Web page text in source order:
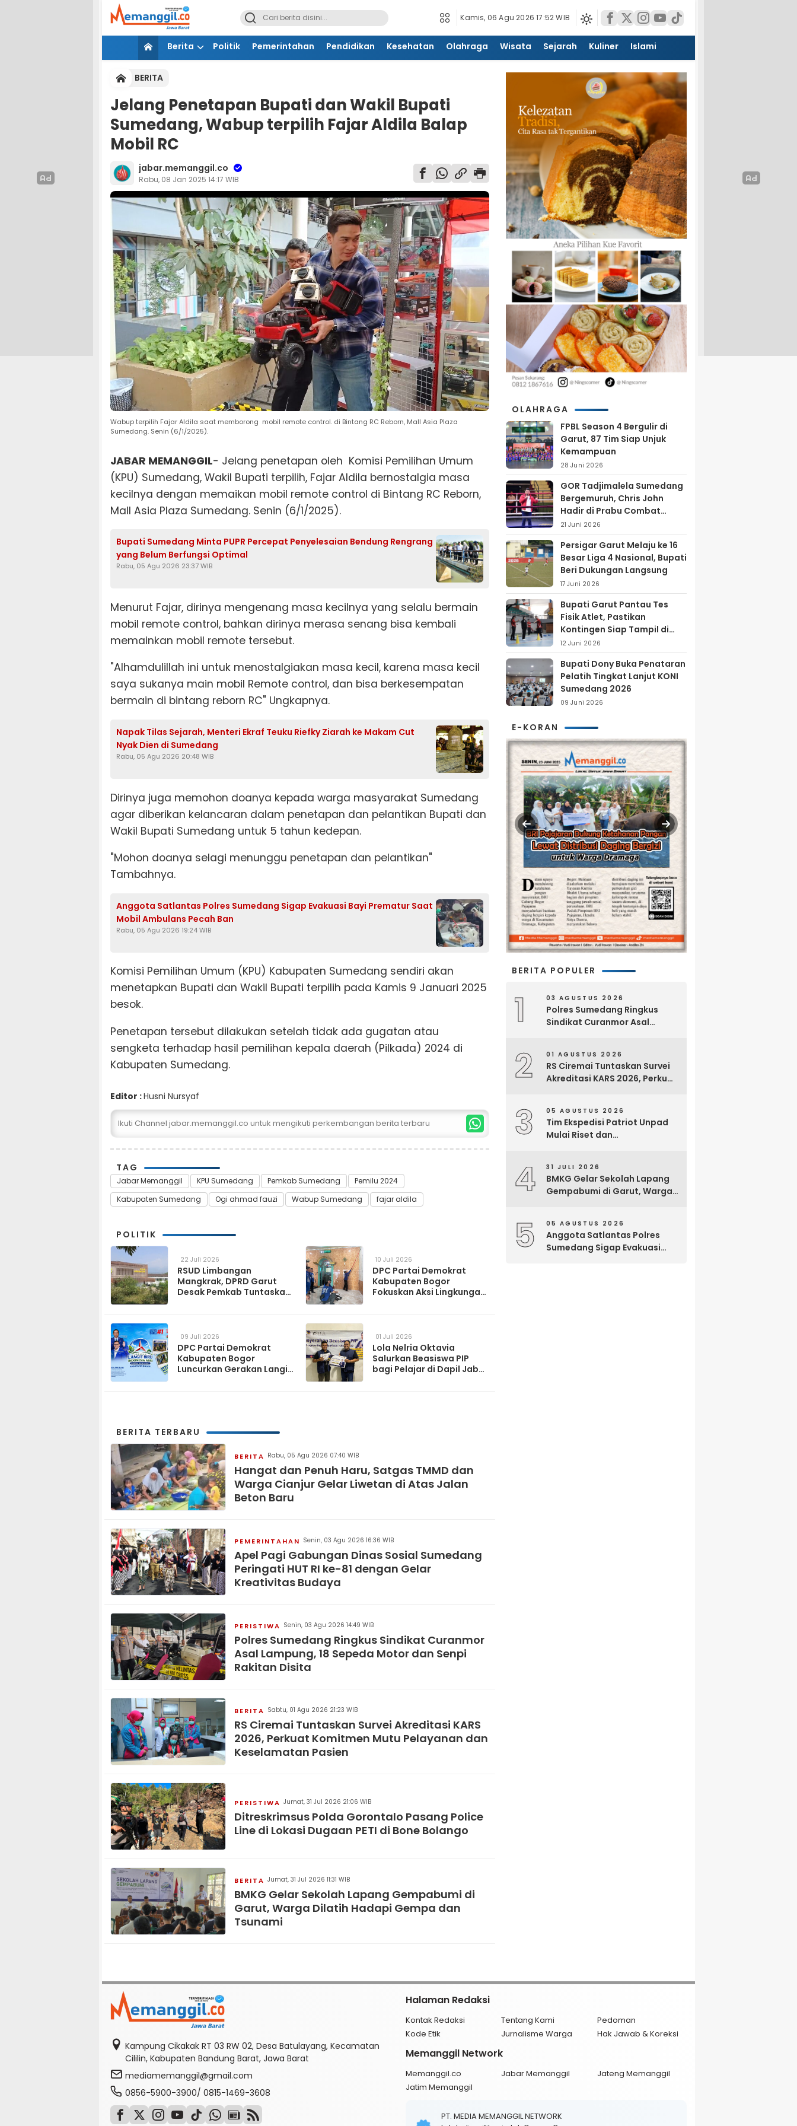
Kamis, 06 Agu 2026 17:52 WIB
Berita Politik Pemerintahan Pendidikan Kesehatan Olahraga Wisata Sejarah Kuliner Islami
BERITA
Jelang Penetapan Bupati dan Wakil Bupati
Sumedang, Wabup terpilih Fajar Aldila Balap
Mobil RC
jabar.memanggil.co
Rabu, 08 Jan 2025 14:17 WIB
Wabup terpilih Fajar Aldila saat memborong mobil remote control. di Bintang RC Reborn, Mall Asia Plaza
Sumedang. Senin (6/1/2025).
JABAR MEMANGGIL- Jelang penetapan oleh Komisi Pemilihan Umum
(KPU) Sumedang, Wakil Bupati terpilih, Fajar Aldila bernostalgia masa
kecilnya dengan memaikan mobil remote control di Bintang RC Reborn,
Mall Asia Plaza Sumedang. Senin (6/1/2025).
Bupati Sumedang Minta PUPR Percepat Penyelesaian Bendung Rengrang
yang Belum Berfungsi Optimal
Rabu, 05 Agu 2026 23:37 WIB
Menurut Fajar, dirinya mengenang masa kecilnya yang selalu bermain
mobil remote control, bahkan dirinya merasa senang bisa kembali
memainkan mobil remote tersebut.
"Alhamdulillah ini untuk menostalgiakan masa kecil, karena masa kecil
saya sukanya main mobil Remote control, dan bisa berkesempatan
bermain di bintang reborn RC" Ungkapnya.
Napak Tilas Sejarah, Menteri Ekraf Teuku Riefky Ziarah ke Makam Cut
Nyak Dien di Sumedang
Rabu, 05 Agu 2026 20:48 WIB
Dirinya juga memohon doanya kepada warga masyarakat Sumedang
agar diberikan kelancaran dalam penetapan dan pelantikan Bupati dan
Wakil Bupati Sumedang untuk 5 tahun kedepan.
"Mohon doanya selagi menunggu penetapan dan pelantikan"
Tambahnya.
Anggota Satlantas Polres Sumedang Sigap Evakuasi Bayi Prematur Saat
Mobil Ambulans Pecah Ban
Rabu, 05 Agu 2026 19:24 WIB
Komisi Pemilihan Umum (KPU) Kabupaten Sumedang sendiri akan
menetapkan Bupati dan Wakil Bupati terpilih pada Kamis 9 Januari 2025
besok.
Penetapan tersebut dilakukan setelah tidak ada gugatan atau
sengketa terhadap hasil pemilihan kepala daerah (Pilkada) 2024 di
Kabupaten Sumedang.
Editor :Husni Nursyaf
Ikuti Channel jabar.memanggil.co untuk mengikuti perkembangan berita terbaru
TAG
Jabar Memanggil KPU Sumedang Pemkab Sumedang
Pemilu 2024
Kabupaten Sumedang
Ogi ahmad fauzi Wabup Sumedang fajar aldila
POLITIK
22 Juli 2026
RSUD Limbangan
Mangkrak, DPRD Garut
Desak Pemkab Tuntaskan
10 Juli 2026
DPC Partai Demokrat
Kabupaten Bogor
Fokuskan Aksi Lingkungan
09 Juli 2026
DPC Partai Demokrat
Kabupaten Bogor
Luncurkan Gerakan Langit
01 Juli 2026
Lola Nelria Oktavia
Salurkan Beasiswa PIP
bagi Pelajar di Dapil Jabar
BERITA TERBARU
BERITA Rabu, 05 Agu 2026 07:40 WIB
Hangat dan Penuh Haru, Satgas TMMD dan
Warga Cianjur Gelar Liwetan di Atas Jalan
Beton Baru
PEMERINTAHAN Senin, 03 Agu 2026 16:36 WIB
Apel Pagi Gabungan Dinas Sosial Sumedang
Peringati HUT RI ke-81 dengan Gelar
Kreativitas Budaya
PERISTIWA Senin, 03 Agu 2026 14:49 WIB
Polres Sumedang Ringkus Sindikat Curanmor
Asal Lampung, 18 Sepeda Motor dan Senpi
Rakitan Disita
BERITA Sabtu, 01 Agu 2026 21:23 WIB
RS Ciremai Tuntaskan Survei Akreditasi KARS
2026, Perkuat Komitmen Mutu Pelayanan dan
Keselamatan Pasien
PERISTIWA Jumat, 31 Jul 2026 21:06 WIB
Ditreskrimsus Polda Gorontalo Pasang Police
Line di Lokasi Dugaan PETI di Bone Bolango
BERITA Jumat, 31 Jul 2026 11:31 WIB
BMKG Gelar Sekolah Lapang Gempabumi di
Garut, Warga Dilatih Hadapi Gempa dan
Tsunami
OLAHRAGA
FPBL Season 4 Bergulir di
Garut, 87 Tim Siap Unjuk
Kemampuan
28 Juni 2026
GOR Tadjimalela Sumedang
Bergemuruh, Chris John
Hadir di Prabu Combat
Series 2026
21 Juni 2026
Persigar Garut Melaju ke 16
Besar Liga 4 Nasional, Bupati
Beri Dukungan Langsung
17 Juni 2026
Bupati Garut Pantau Tes
Fisik Atlet, Pastikan
Kontingen Siap Tampil di
Porprov 2026
12 Juni 2026
Bupati Dony Buka Penataran
Pelatih Tingkat Lanjut KONI
Sumedang 2026
09 Juni 2026
E-KORAN
BERITA POPULER
1 03 AGUSTUS 2026
Polres Sumedang Ringkus
Sindikat Curanmor Asal
2 01 AGUSTUS 2026
RS Ciremai Tuntaskan Survei
Akreditasi KARS 2026, Perkuat
3 05 AGUSTUS 2026
Tim Ekspedisi Patriot Unpad
Mulai Riset dan
Tomage, Fakfak
4 31 JULI 2026
BMKG Gelar Sekolah Lapang
Gempabumi di Garut, Warga
5 05 AGUSTUS 2026
Anggota Satlantas Polres
Sumedang Sigap Evakuasi
Kampung Cikakak RT 03 RW 02, Desa Batulayang, Kecamatan
Cililin, Kabupaten Bandung Barat, Jawa Barat
mediamemanggil@gmail.com
0856-5900-3900/ 0815-1469-3608
Halaman Redaksi
Kontak Redaksi Tentang Kami
Pedoman
Kode Etik
Jurnalisme Warga Hak Jawab & Koreksi
Memanggil Network
Memanggil.co Jabar Memanggil
Jateng Memanggil
Jatim Memanggil
PT. MEDIA MEMANGGIL NETWORK